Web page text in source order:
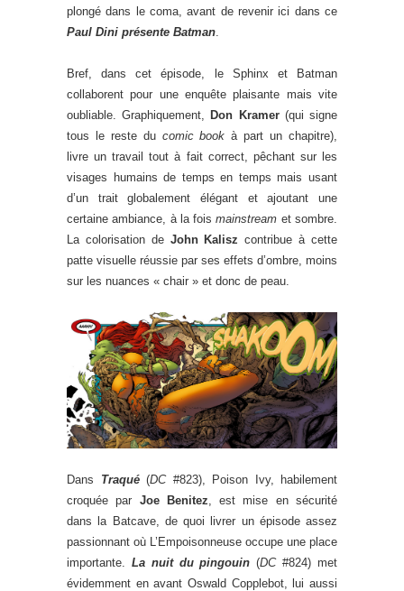
plongé dans le coma, avant de revenir ici dans ce
Paul Dini présente Batman
Bref, dans cet épisode, le Sphinx et Batman
collaborent pour une enquête plaisante mais vite
oubliable. Graphiquement,
Don Kramer(qui signe
tous le reste du comic book à part un chapitre),
livre un travail tout à fait correct, pêchant sur les
visages humains de temps en temps mais usant
d’un trait globalement élégant et ajoutant une
certaine ambiance, à la foismainstream et sombre.
La colorisation de John Kalisz contribue à cette
patte visuelle réussie par ses effets d’ombre, moins
sur les nuances « chair » et donc de peau.
Dans Traqué (DC#823), Poison Ivy, habilement
croquée par Joe Benitez , est mise en sécurité
dans la Batcave, de quoi livrer un épisode assez
passionnant où L’Empoisonneuse occupe une place
importante. La nuit du pingouin (DC#824) met
évidemment en avant Oswald Copplebot, lui aussi